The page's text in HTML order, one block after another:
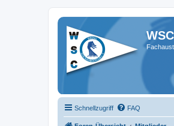
Schnellzugriff FAQ